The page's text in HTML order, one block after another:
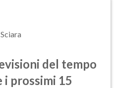
Sciara
del tempo
i prossimi 15